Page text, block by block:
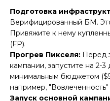
Подготовка
Верифицированный БМ.
Привяжите к нему
(FP).
Прогрев Пикселя: Перед
кампании, запустите на 2-
минимальным бюджетом
например,
Запуск основной